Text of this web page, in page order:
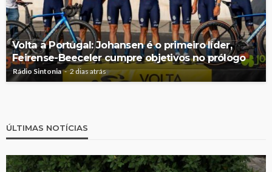
Volta a Portugal: Johansen é o primeiro líder,
Feirense-Beeceler cumpre objetivos no prólogo
Rádio Sintonia 2 dias atrás
ÚLTIMAS NOTÍCIAS